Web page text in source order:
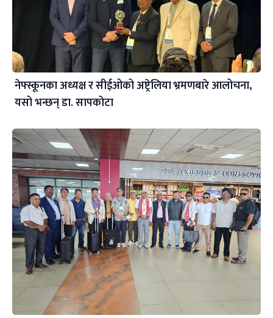
नेफ्स्कूनका अध्यक्ष र सीईओको अष्ट्रेलिया भ्रमणबारे आलोचना,
यसो भन्छन् डा‍. सापकोटा